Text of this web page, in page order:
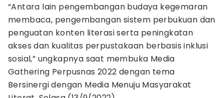
“Antara lain pengembangan budaya kegemaran
membaca, pengembangan sistem perbukuan dan
penguatan konten literasi serta peningkatan
akses dan kualitas perpustakaan berbasis inklusi
sosial,” ungkapnya saat membuka Media
Gathering Perpusnas 2022 dengan tema
Bersinergi dengan Media Menuju Masyarakat